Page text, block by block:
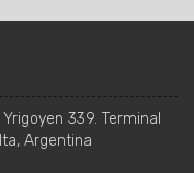
339. Terminal
, Argentina